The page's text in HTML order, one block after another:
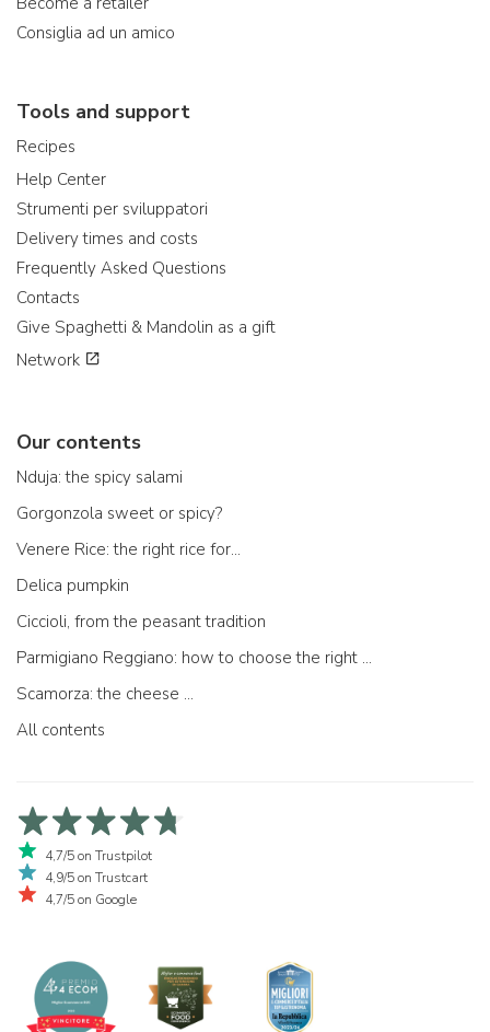
Consiglia ad un amico
Tools and support
Recipes
Help Center
Strumenti per sviluppatori
Delivery times and costs
Frequently Asked Questions
Contacts
Give Spaghetti & Mandolin as a gift
Network
Our contents
Nduja: the spicy salami
Gorgonzola sweet or spicy?
Venere Rice: the right rice for...
Delica pumpkin
Ciccioli, from the peasant tradition
Parmigiano Reggiano: how to choose the right one
Scamorza: the cheese ...
All contents
4,7/5 on Trustpilot
4,9/5 on Trustcart
4,7/5 on Google